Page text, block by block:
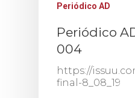
Periódico AD
Periódico
004
https://
final-8_08_19